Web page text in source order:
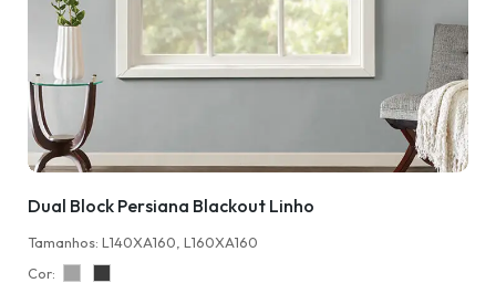
Dual Block Persiana Blackout Linho
Tamanhos: L140XA160, L160XA160
Cor: